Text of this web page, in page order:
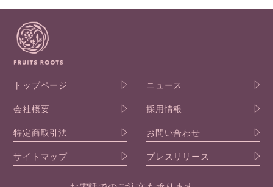
トップページ
ニュース
会社概要
採用情報
特定商取引法
お問い合わせ
サイトマップ
プレスリリース